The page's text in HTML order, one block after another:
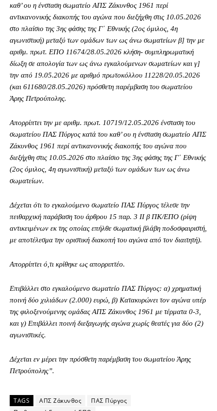
καθ’ ου η ένσταση σωματείο ΑΠΣ Ζάκυνθος 1961 περί
αντικανονικής διακοπής του αγώνα που διεξήχθη στις 10.05.2026
στο πλαίσιο της 3ης φάσης της Γ΄ Εθνικής (2ος όμιλος, 4η
αγωνιστική) μεταξύ των ομάδων των ως άνω σωματείων β] την με
αριθμ. πρωτ. ΕΠΟ 11674/28.05.2026 κλήση- συμπληρωματική
δίωξη σε απολογία των ως άνω εγκαλούμενων σωματείων και γ]
την από 19.05.2026 με αριθμό πρωτοκόλλου 11228/20.05.2026
(και 611680/28.05.2026) πρόσθετη παρέμβαση του σωματείου
Άρης Πετρούπολης.
Απορρίπτει την με αριθμ. πρωτ. 10719/12.05.2026 ένσταση του
σωματείου ΠΑΣ Πύργος κατά του καθ’ ου η ένσταση σωματείο ΑΠΣ
Ζάκυνθος 1961 περί αντικανονικής διακοπής του αγώνα που
διεξήχθη στις 10.05.2026 στο πλαίσιο της 3ης φάσης της Γ΄ Εθνικής
(2ος όμιλος, 4η αγωνιστική) μεταξύ των ομάδων των ως άνω
σωματείων.
Δέχεται ότι το εγκαλούμενο σωματείο ΠΑΣ Πύργος τέλεσε την
πειθαρχική παράβαση του άρθρου 15 παρ. 3 ΙΙ β ΠΚ/ΕΠΟ (ρίψη
αντικειμένων εκ της οποίας επήλθε σωματική βλάβη ποδοσφαιριστή,
με αποτέλεσμα την οριστική διακοπή του αγώνα από τον διαιτητή).
Απορρίπτει ό,τι κρίθηκε ως απορριπτέο.
Επιβάλλει στο εγκαλούμενο σωματείο ΠΑΣ Πύργος: α) χρηματική
ποινή δύο χιλιάδων (2.000) ευρώ, β) Κατακυρώνει τον αγώνα υπέρ
της φιλοξενούμενης ομάδας ΑΠΣ Ζάκυνθος 1961 με τέρματα 0-3,
και γ) Επιβάλλει ποινή διεξαγωγής αγώνα χωρίς θεατές για δύο (2)
αγωνιστικές.
Δέχεται εν μέρει την πρόσθετη παρέμβαση του σωματείου Άρης
Πετρούπολης”.
TAGS ΑΠΣ Ζάκυνθος
ΠΑΣ Πύργος